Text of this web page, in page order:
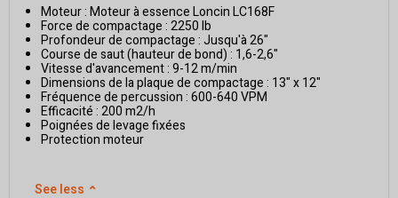
Moteur : Moteur à essence Loncin LC168F
Force de compactage : 2250 lb
Profondeur de compactage : Jusqu'à 26"
Course de saut (hauteur de bond) : 1,6-2,6"
Vitesse d'avancement : 9-12 m/min
Dimensions de la plaque de compactage : 13" x 12"
Fréquence de percussion : 600-640 VPM
Efficacité : 200 m2/h
Poignées de levage fixées
Protection moteur
See less ⌃